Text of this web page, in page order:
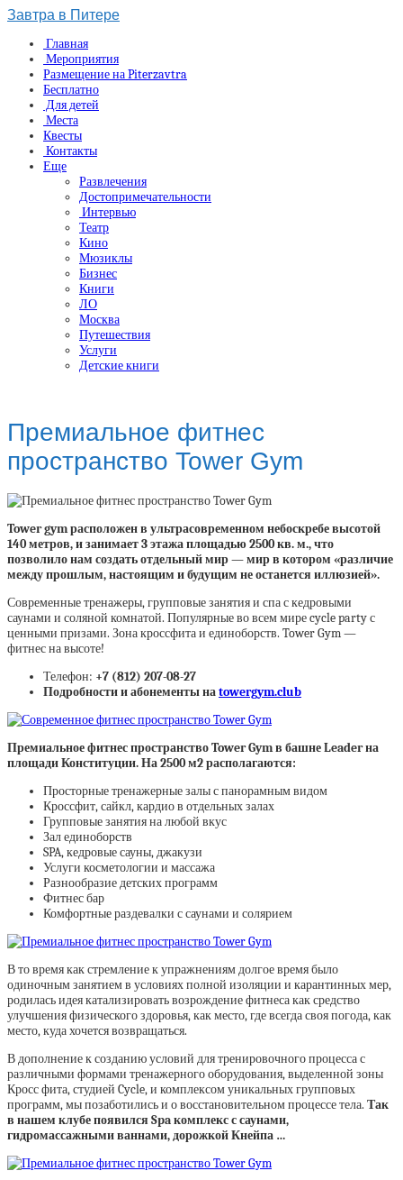
Завтра в Питере
Главная
Мероприятия
Размещение на Piterzavtra
Бесплатно
Для детей
Места
Квесты
Контакты
Еще
Развлечения
Достопримечательности
Интервью
Театр
Кино
Мюзиклы
Бизнес
Книги
ЛО
Москва
Путешествия
Услуги
Детские книги
Премиальное фитнес
пространство Tower Gym
Tower gym расположен в ультрасовременном небоскребе высотой
140 метров, и занимает 3 этажа площадью 2500 кв. м., что
позволило нам создать отдельный мир — мир в котором «различие
между прошлым, настоящим и будущим не останется иллюзией».
Современные тренажеры, групповые занятия и спа с кедровыми
саунами и соляной комнатой. Популярные во всем мире cycle party с
ценными призами. Зона кроссфита и единоборств. Tower Gym —
фитнес на высоте!
Телефон: +7 (812) 207-08-27
Подробности и абонементы наtowergym.club
Премиальное фитнес пространство Tower Gym в башне Leader на
площади Конституции. На 2500 м2 располагаются:
Просторные тренажерные залы с панорамным видом
Кроссфит, сайкл, кардио в отдельных залах
Групповые занятия на любой вкус
Зал единоборств
SPA, кедровые сауны, джакузи
Услуги косметологии и массажа
Разнообразие детских программ
Фитнес бар
Комфортные раздевалки с саунами и солярием
В то время как стремление к упражнениям долгое время было
одиночным занятием в условиях полной изоляции и карантинных мер,
родилась идея катализировать возрождение фитнеса как средство
улучшения физического здоровья, как место, где всегда своя погода, как
место, куда хочется возвращаться.
В дополнение к созданию условий для тренировочного процесса с
различными формами тренажерного оборудования, выделенной зоны
Кросс фита, студией Cycle, и комплексом уникальных групповых
программ, мы позаботились и о восстановительном процессе тела. Так
в нашем клубе появился Spa комплекс с саунами,
гидромассажными ваннами, дорожкой Кнейпа …